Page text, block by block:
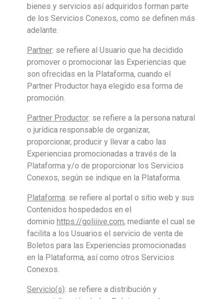
bienes y servicios así adquiridos forman parte
de los Servicios Conexos, como se definen más
adelante.
Partner: se refiere al Usuario que ha decidido
promover o promocionar las Experiencias que
son ofrecidas en la Plataforma, cuando el
Partner Productor haya elegido esa forma de
promoción.
Partner Productor: se refiere a la persona natural
o jurídica responsable de organizar,
proporcionar, producir y llevar a cabo las
Experiencias promocionadas a través de la
Plataforma y/o de proporcionar los Servicios
Conexos, según se indique en la Plataforma.
Plataforma: se refiere al portal o sitio web y sus
Contenidos hospedados en el
dominio https://goliiive.com, mediante el cual se
facilita a los Usuarios el servicio de venta de
Boletos para las Experiencias promocionadas
en la Plataforma, así como otros Servicios
Conexos.
Servicio(s): se refiere a distribución y